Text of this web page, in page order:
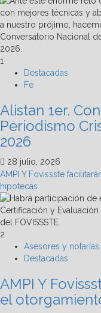
1
Destacadas
Fe
Alistan 1er.
Periodismo
2026
28 julio, 2026
AMPI Y Fovissste
hipotecas
2
Asesores y notarías
Destacadas
AMPI Y
el